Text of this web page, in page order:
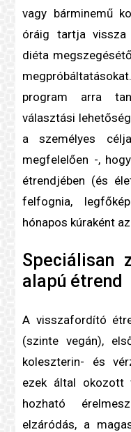
vagy bárminemű
óráig tartja vissza
diéta
program arra
választási
a személyes
megfelelően -,
étrendjében (és
felfognia,
hónapos kúraként
Speciálisan
alapú étrend
A visszafordító
(szinte vegán),
koleszterin- és
ezek által okozott
hozható
elzáródás, a